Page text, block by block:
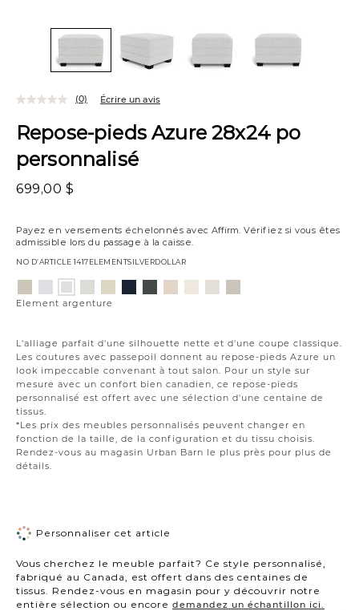
Repose-pieds Azure 28x24 po
personnalisé
699,00 $
Payez en versements échelonnés avec Affirm. Vérifiez si vous êtes
admissible lors du passage à la caisse.
NO D’ARTICLE1417ELEMENTSILVERDOLLAR
L'alliage parfait d'une silhouette nette et d'une coupe classique.
Les coutures avec passepoil donnent au repose-pieds Azure un
look impeccable convenant à tout salon. Pour un style sur
mesure avec un confort bien canadien, ce repose-pieds
personnalisé est offert avec une sélection d'une centaine de
tissus.
*Les prix des meubles personnalisés peuvent changer en
fonction de la taille, de la configuration et du tissu choisis.
Rendez-vous au magasin Urban Barn le plus près pour plus de
détails.
(0) Écrire un avis
Variations
platine
neigeargenture
poussière
opale
Element argenture
Personnaliser cet article
Vous cherchez le meuble parfait? Ce style personnalisé,
fabriqué au Canada, est offert dans des centaines de
tissus. Rendez-vous en magasin pour y découvrir notre
entière sélection ou encore demandez un échantillon ici.